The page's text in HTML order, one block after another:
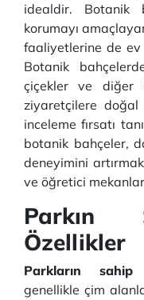
idealdir. Botanik
korumayı
faaliyetlerine de
Botanik
çiçekler ve diğer
ziyaretçilere doğal
inceleme fırsatı
botanik bahçeler,
deneyimini
ve öğretici
Parkın
Özellikler
Parkların
genellikle çim